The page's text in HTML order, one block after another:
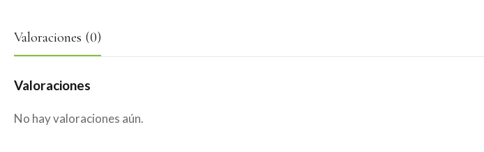
Valoraciones (0)
Valoraciones
No hay valoraciones aún.